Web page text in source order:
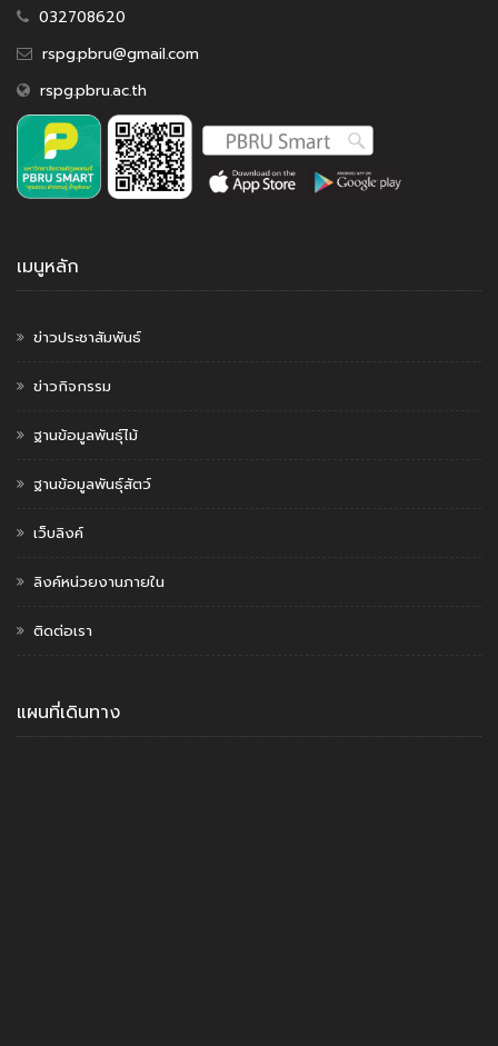
032708620
rspg.pbru@gmail.com
rspg.pbru.ac.th
เมนูหลัก
ข่าวประชาสัมพันธ์
ข่าวกิจกรรม
ฐานข้อมูลพันธุ์ไม้
ฐานข้อมูลพันธุ์สัตว์
เว็บลิงค์
ลิงค์หน่วยงานภายใน
ติดต่อเรา
แผนที่เดินทาง